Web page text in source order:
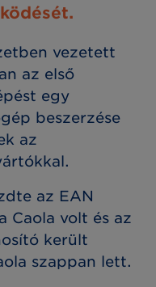
vezetett
az első
egy
beszerzése
az
az EAN
Caola volt és az
került
szappan lett.